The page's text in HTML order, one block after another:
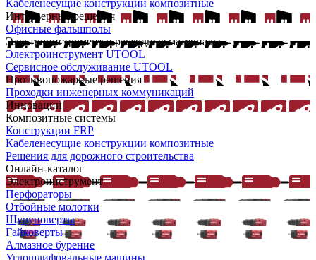
Кабеленесущие конструкции композитные
Интерьерные решения
Офисные фальшполы
Электроинструмент и расходные материалы
Электроинструмент UTOOL
Сервисное обслуживание UTOOL
Противопожарные решения
Проходки инженерных коммуникаций
Инновации
Композитные системы
Конструкции FRP
Кабеленесущие конструкции композитные
Решения для дорожного строительства
Онлайн-каталог
Электроинструмент
Перфораторы
Отбойные молотки
Шуруповерты
Гайковерты
Алмазное бурение
Углошлифовальные машины